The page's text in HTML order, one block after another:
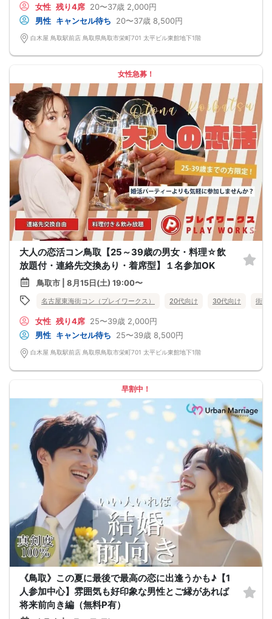
女性 残り4席 20〜37歳 2,000円
男性 キャンセル待ち 20〜37歳 8,500円
白木屋 鳥取駅前店 鳥取県鳥取市栄町701 太平ビル東館地下1階
女性急募！
大人の恋活コン鳥取【25～39歳の男女・料理☆飲
放題付・連絡先交換あり・着席型】１名参加OK
鳥取市 | 8月15日(土) 19:00〜
名古屋東海街コン（プレイワークス） 20代向け 30代向け 街コ
女性 残り4席 25〜39歳 2,000円
男性 キャンセル待ち 25〜39歳 8,500円
白木屋 鳥取駅前店 鳥取県鳥取市栄町701 太平ビル東館地下1階
早割中！
《鳥取》この夏に最後で最高の恋に出逢うかも♪【1
人参加中心】雰囲気も好印象な男性とご縁があれば
将来前向き編（無料P有）